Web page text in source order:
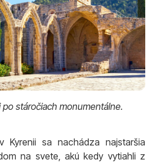
po stáročiach monumentálne.
sa nachádza najstaršia
na svete, akú kedy vytiahli z